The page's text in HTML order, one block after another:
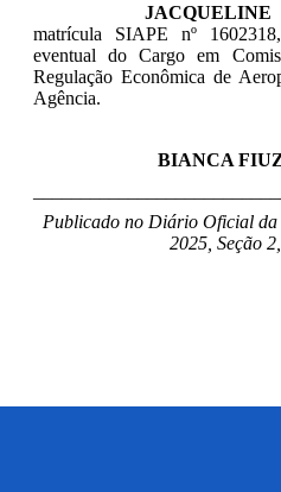
matrícula SIAPE nº
eventual do Cargo em
Regulação Econômica de
Agência.
BIANCA
Publicado no Diário Oficial da
2025, Seção